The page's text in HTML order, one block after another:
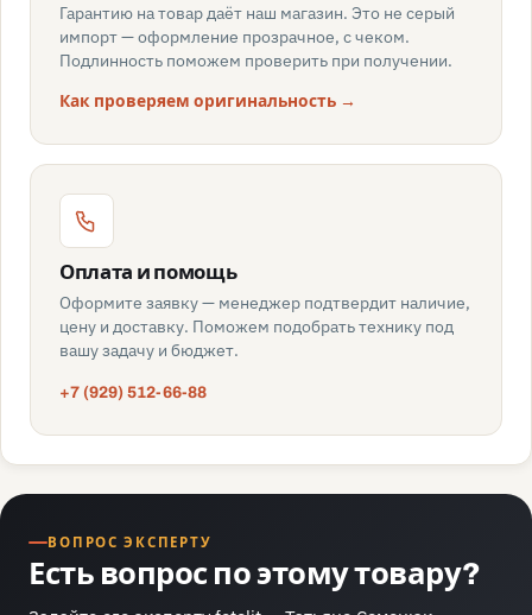
Гарантию на товар даёт наш магазин. Это не серый
импорт — оформление прозрачное, с чеком.
Подлинность поможем проверить при получении.
Как проверяем оригинальность →
Оплата и помощь
Оформите заявку — менеджер подтвердит наличие,
цену и доставку. Поможем подобрать технику под
вашу задачу и бюджет.
+7 (929) 512-66-88
ВОПРОС ЭКСПЕРТУ
Есть вопрос по этому товару?